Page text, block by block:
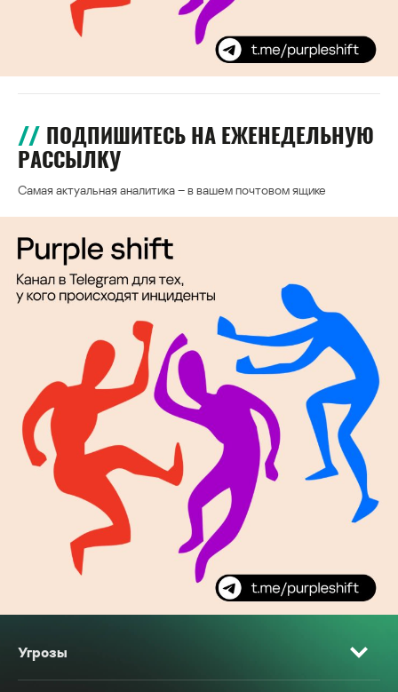
ПОДПИШИТЕСЬ НА ЕЖЕНЕДЕЛЬНУЮ
РАССЫЛКУ
Самая актуальная аналитика – в вашем почтовом ящике
Угрозы